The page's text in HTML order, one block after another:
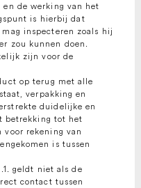
en de werking van het
is hierbij dat
inspecteren zoals hij
zou kunnen doen.
zijn voor de
op terug met alle
verpakking en
duidelijke en
betrekking tot het
rekening van
is tussen
geldt niet als de
contact tussen